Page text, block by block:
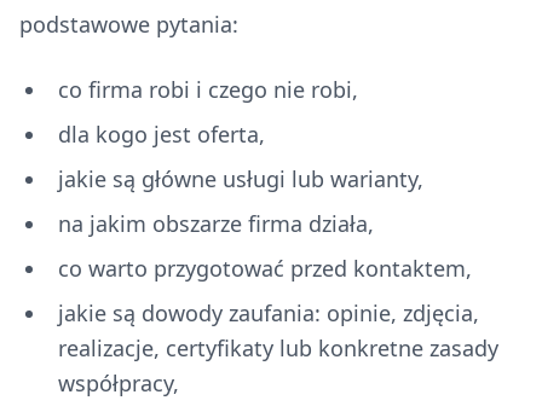
podstawowe pytania:
co firma robi i czego nie robi,
dla kogo jest oferta,
jakie są główne usługi lub warianty,
na jakim obszarze firma działa,
co warto przygotować przed kontaktem,
jakie są dowody zaufania: opinie, zdjęcia,
realizacje, certyfikaty lub konkretne zasady
współpracy,